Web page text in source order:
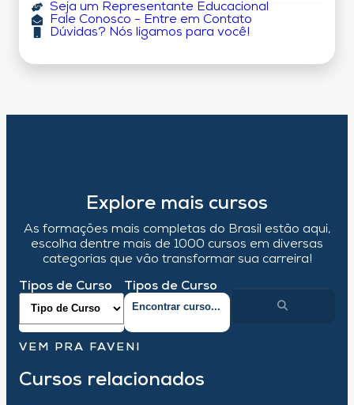
Seja um Representante Educacional
Fale Conosco - Entre em Contato
Dúvidas? Nós ligamos para você!
Explore mais cursos
As formações mais completas do Brasil estão aqui,
escolha dentre mais de 1000 cursos em diversas
categorias que vão transformar sua carreira!
Tipos de Curso Tipos de Curso
VEM PRA FAVENI
Cursos relacionados